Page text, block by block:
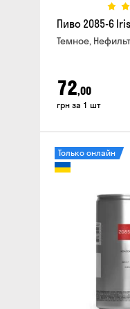
Пиво 2085-6
Темное,
72,00
грн за 1 шт
Только онлайн